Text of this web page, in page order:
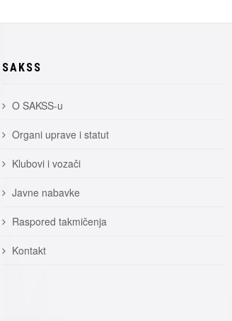
SAKSS
O SAKSS-u
Organi uprave i statut
Klubovi i vozači
Javne nabavke
Raspored takmičenja
Kontakt